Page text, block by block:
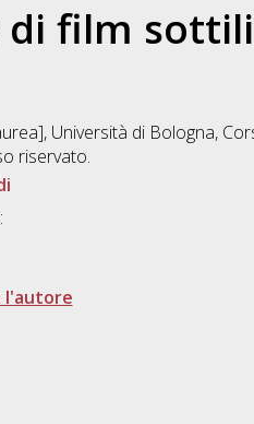
film
Università di Bologna,
riservato.
l'autore